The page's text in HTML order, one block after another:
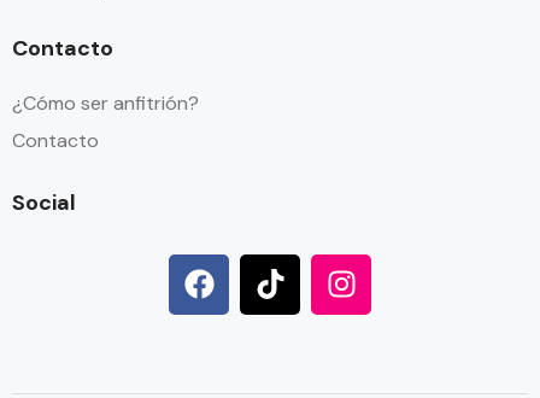
Contacto
¿Cómo ser anfitrión?
Contacto
Social